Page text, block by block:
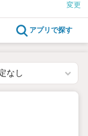
変更
アプリで探す